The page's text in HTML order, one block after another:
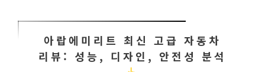
아랍에미리트 최신 고급 자동차
리뷰: 성능, 디자인, 안전성 분석